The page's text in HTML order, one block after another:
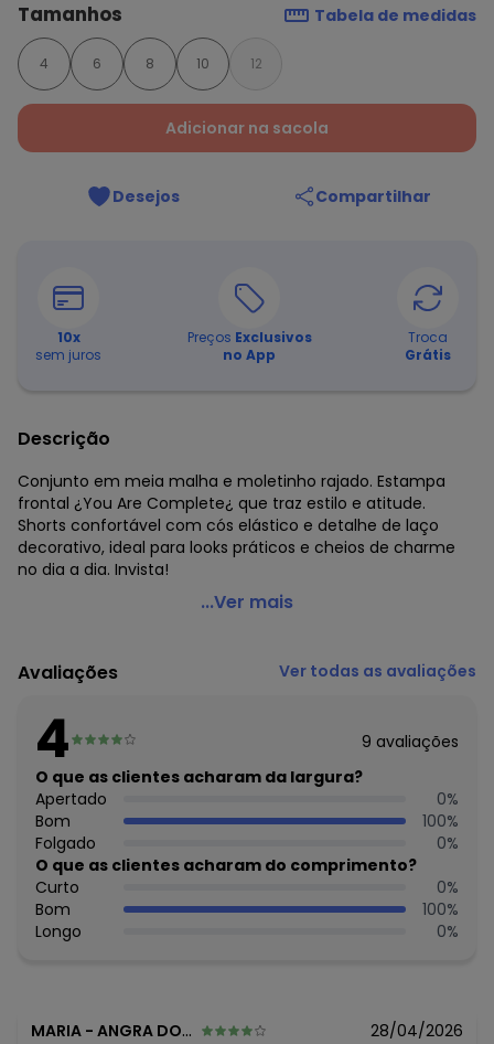
Tamanhos Tabela de medidas
4 6 8 10 12
Adicionar na sacola
Desejos Compartilhar
10x
sem juros
Preços Exclusivos
no App
Troca
Grátis
Descrição
Conjunto em meia malha e moletinho rajado. Estampa
frontal ¿You Are Complete¿ que traz estilo e atitude.
Shorts confortável com cós elástico e detalhe de laço
decorativo, ideal para looks práticos e cheios de charme
no dia a dia. Invista!
Malwee Kids - Conjunto You Are Complete Rosa
Comprimento da Manga: Curta
Decote Frente : Redondo
Feito: Brasil
Cuidados para conservação do produto: Temperatura
máxima de lavagem 30C. Não alvejar. Não passar sobre a
estampa.
Observação: Cós: Aplicado com elástico embutido
Tecido: Meia Malha / Malha Rajada
Composição: Poliéster 85% Como Mínimo/Poliéster 64%
Algodão 36%
Histórico de preços
agosto/2026
N/D*
...Ver mais
Avaliações Ver todas as avaliações
4 9 avaliações
O que as clientes acharam da largura?
Apertado
0%
Bom
100%
Folgado
0%
O que as clientes acharam do comprimento?
Curto
0%
Bom
100%
Longo
0%
MARIA - ANGRA DOS REIS - RJ 28/04/2026